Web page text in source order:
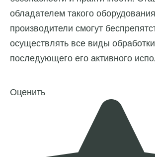
обладателем такого оборудования
производители смогут
осуществлять все виды
последующего его активного
Оценить